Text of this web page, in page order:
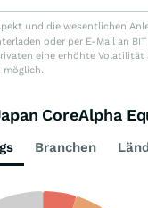
und die wesentlichen
oder per E-Mail an
eine erhöhte
möglich.
CoreAlpha
Branchen